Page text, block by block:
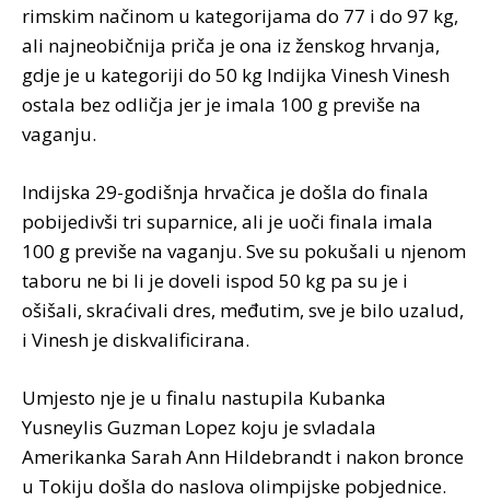
rimskim načinom u kategorijama do 77 i do 97 kg,
ali najneobičnija priča je ona iz ženskog hrvanja,
gdje je u kategoriji do 50 kg Indijka Vinesh Vinesh
ostala bez odličja jer je imala 100 g previše na
vaganju.
Indijska 29-godišnja hrvačica je došla do finala
pobijedivši tri suparnice, ali je uoči finala imala
100 g previše na vaganju. Sve su pokušali u njenom
taboru ne bi li je doveli ispod 50 kg pa su je i
ošišali, skraćivali dres, međutim, sve je bilo uzalud,
i Vinesh je diskvalificirana.
Umjesto nje je u finalu nastupila Kubanka
Yusneylis Guzman Lopez koju je svladala
Amerikanka Sarah Ann Hildebrandt i nakon bronce
u Tokiju došla do naslova olimpijske pobjednice.